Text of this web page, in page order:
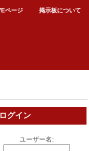
ページ 掲示板について
ログイン
ユーザー名: